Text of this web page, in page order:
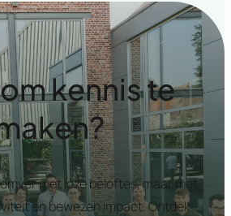
kennis te
met loze beloftes, maar met
en bewezen impact. Ontdek